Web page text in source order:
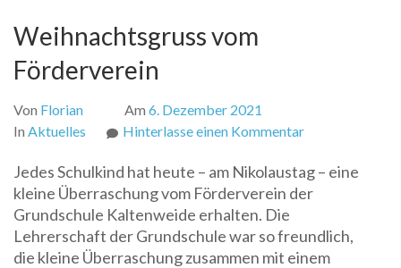
Weihnachtsgruss vom
Förderverein
Von Florian Am 6. Dezember 2021
In Aktuelles Hinterlasse einen Kommentarzu
vom
Förderverein
Jedes Schulkind hat heute – am Nikolaustag – eine
kleine Überraschung vom Förderverein der
Grundschule Kaltenweide erhalten. Die
Lehrerschaft der Grundschule war so freundlich,
die kleine Überraschung zusammen mit einem